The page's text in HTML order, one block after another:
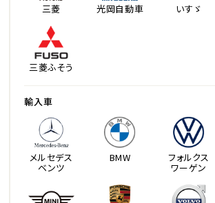
三菱 光岡自動車 いすゞ
三菱ふそう
輸入車
メルセデス
ベンツ
BMW フォルクス
ワーゲン